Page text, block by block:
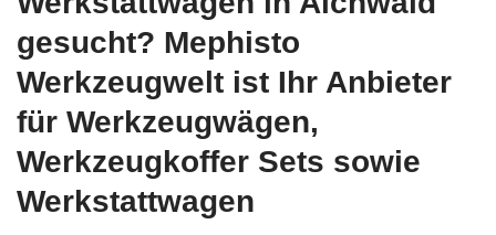
gesucht? Mephisto
Werkzeugwelt ist Ihr Anbieter
für Werkzeugwägen,
Werkzeugkoffer Sets sowie
Werkstattwagen